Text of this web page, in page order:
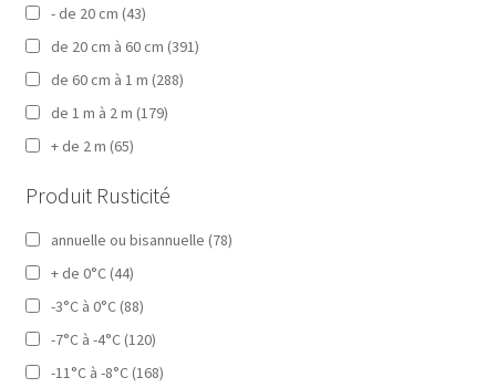
- de 20 cm (43)
de 20 cm à 60 cm (391)
de 60 cm à 1 m (288)
de 1 m à 2 m (179)
+ de 2 m (65)
Produit Rusticité
annuelle ou bisannuelle (78)
+ de 0°C (44)
-3°C à 0°C (88)
-7°C à -4°C (120)
-11°C à -8°C (168)